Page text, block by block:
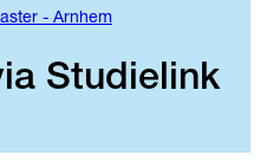
- Arnhem
Studielink